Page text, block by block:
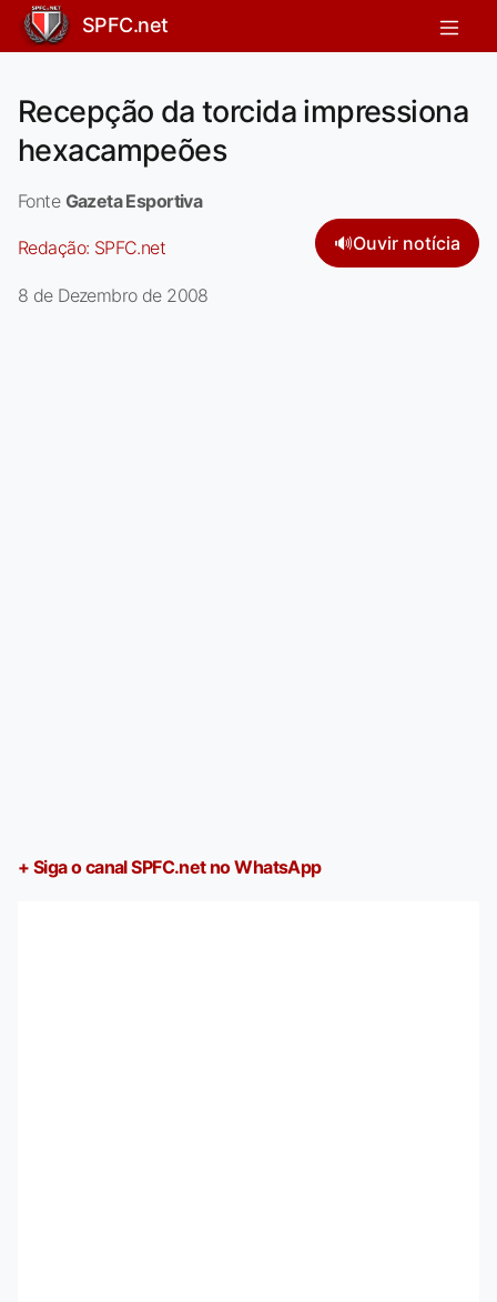
SPFC.net
Recepção da torcida impressiona
hexacampeões
Fonte Gazeta Esportiva
Redação: SPFC.net 🔊Ouvir notícia
8 de Dezembro de 2008
+ Siga o canal SPFC.net no WhatsApp